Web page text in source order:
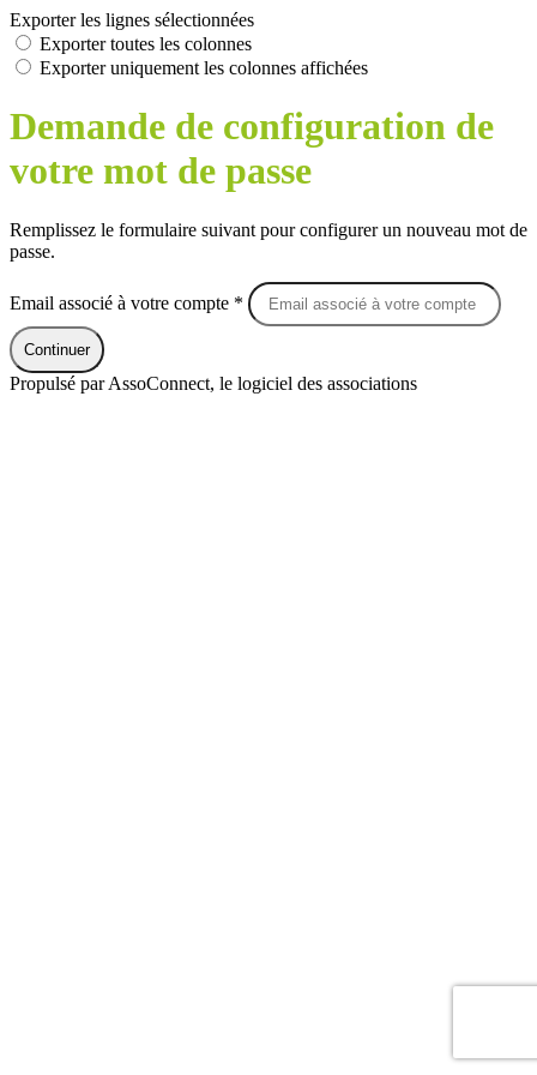
Exporter les lignes sélectionnées
Exporter toutes les colonnes
Exporter uniquement les colonnes affichées
Demande de configuration de
votre mot de passe
Remplissez le formulaire suivant pour configurer un nouveau mot de
passe.
Email associé à votre compte *
Continuer
Propulsé par AssoConnect, le logiciel des associations